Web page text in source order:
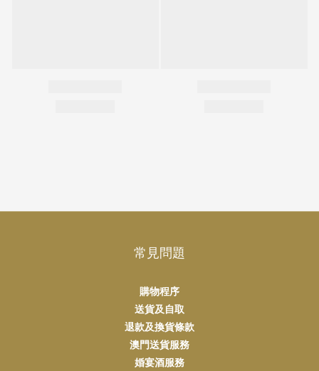
常見問題
購物程序
送貨及自取
退款及換貨條款
澳門送貨服務
婚宴酒服務